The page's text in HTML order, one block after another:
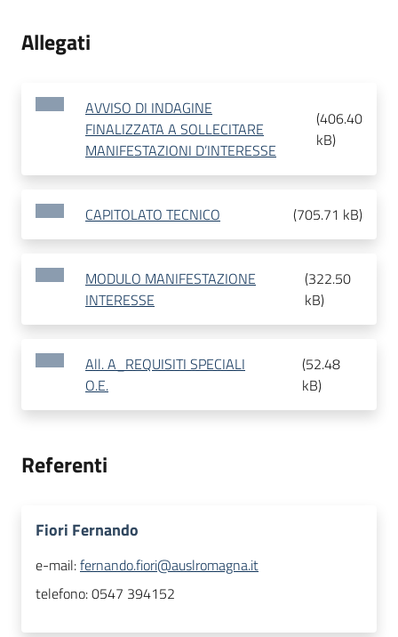
Allegati
AVVISO DI INDAGINE
FINALIZZATA A SOLLECITARE
MANIFESTAZIONI D’INTERESSE
(406.40
kB)
CAPITOLATO TECNICO (705.71 kB)
MODULO MANIFESTAZIONE
INTERESSE
(322.50
kB)
All. A_REQUISITI SPECIALI
O.E.
(52.48
kB)
Referenti
Fiori Fernando
e-mail:fernando.fiori@auslromagna.it
telefono:0547 394152